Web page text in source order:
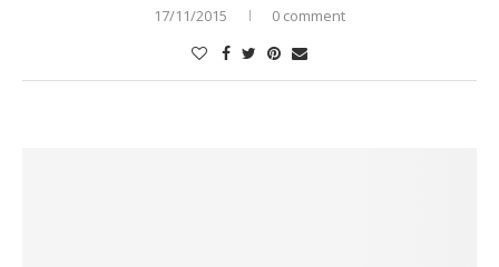
17/11/2015 0 comment